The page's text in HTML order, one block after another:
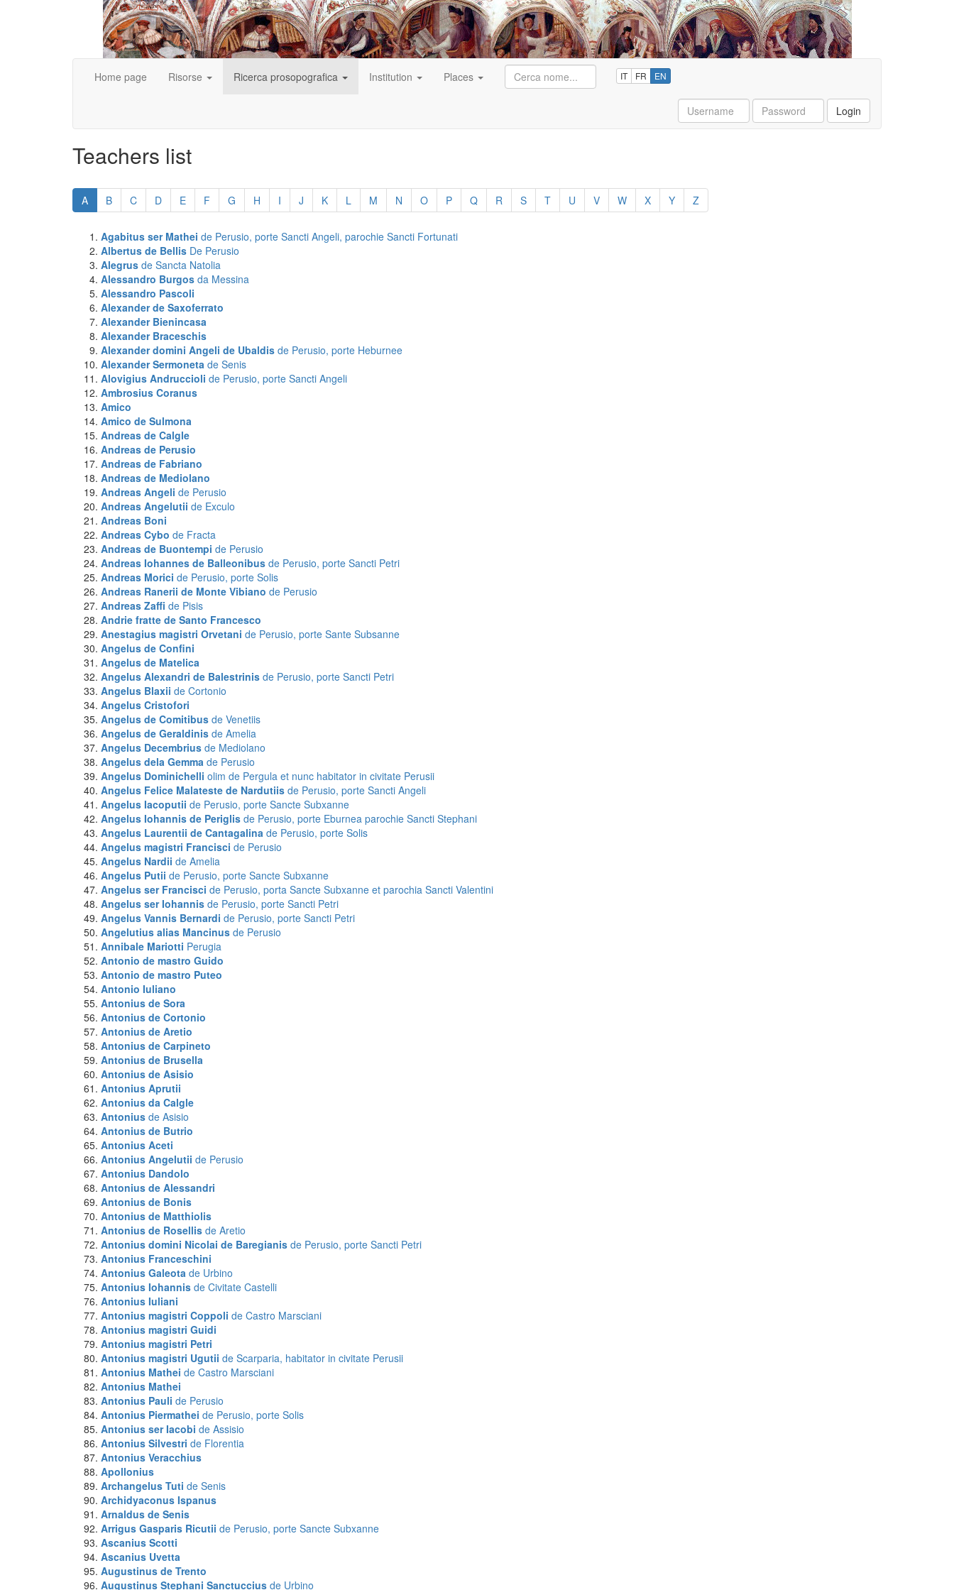
Home page Risorse Ricerca prosopografica Institution Places IT FR EN
Username Password Login
Teachers list
pagination
A B C D E F G H I J K L M N O P Q R S T U V W X Y Z
Agabitus ser Mathei de Perusio, porte Sancti Angeli, parochie Sancti Fortunati
Albertus de Bellis De Perusio
Alegrus de Sancta Natolia
Alessandro Burgos da Messina
Alessandro Pascoli
Alexander de Saxoferrato
Alexander Bienincasa
Alexander Braceschis
Alexander domini Angeli de Ubaldis de Perusio, porte Heburnee
Alexander Sermoneta de Senis
Alovigius Andruccioli de Perusio, porte Sancti Angeli
Ambrosius Coranus
Amico
Amico de Sulmona
Andreas de Calgle
Andreas de Perusio
Andreas de Fabriano
Andreas de Mediolano
Andreas Angeli de Perusio
Andreas Angelutii de Exculo
Andreas Boni
Andreas Cybo de Fracta
Andreas de Buontempi de Perusio
Andreas Iohannes de Balleonibus de Perusio, porte Sancti Petri
Andreas Morici de Perusio, porte Solis
Andreas Ranerii de Monte Vibiano de Perusio
Andreas Zaffi de Pisis
Andrie fratte de Santo Francesco
Anestagius magistri Orvetani de Perusio, porte Sante Subsanne
Angelus de Confini
Angelus de Matelica
Angelus Alexandri de Balestrinis de Perusio, porte Sancti Petri
Angelus Blaxii de Cortonio
Angelus Cristofori
Angelus de Comitibus de Venetiis
Angelus de Geraldinis de Amelia
Angelus Decembrius de Mediolano
Angelus dela Gemma de Perusio
Angelus Dominichelli olim de Pergula et nunc habitator in civitate Perusii
Angelus Felice Malateste de Nardutiis de Perusio, porte Sancti Angeli
Angelus Iacoputii de Perusio, porte Sancte Subxanne
Angelus Iohannis de Periglis de Perusio, porte Eburnea parochie Sancti Stephani
Angelus Laurentii de Cantagalina de Perusio, porte Solis
Angelus magistri Francisci de Perusio
Angelus Nardii de Amelia
Angelus Putii de Perusio, porte Sancte Subxanne
Angelus ser Francisci de Perusio, porta Sancte Subxanne et parochia Sancti Valentini
Angelus ser Iohannis de Perusio, porte Sancti Petri
Angelus Vannis Bernardi de Perusio, porte Sancti Petri
Angelutius alias Mancinus de Perusio
Annibale Mariotti Perugia
Antonio de mastro Guido
Antonio de mastro Puteo
Antonio Iuliano
Antonius de Sora
Antonius de Cortonio
Antonius de Aretio
Antonius de Carpineto
Antonius de Brusella
Antonius de Asisio
Antonius Aprutii
Antonius da Calgle
Antonius de Asisio
Antonius de Butrio
Antonius Aceti
Antonius Angelutii de Perusio
Antonius Dandolo
Antonius de Alessandri
Antonius de Bonis
Antonius de Matthiolis
Antonius de Rosellis de Aretio
Antonius domini Nicolai de Baregianis de Perusio, porte Sancti Petri
Antonius Franceschini
Antonius Galeota de Urbino
Antonius Iohannis de Civitate Castelli
Antonius Iuliani
Antonius magistri Coppoli de Castro Marsciani
Antonius magistri Guidi
Antonius magistri Petri
Antonius magistri Ugutii de Scarparia, habitator in civitate Perusii
Antonius Mathei de Castro Marsciani
Antonius Mathei
Antonius Pauli de Perusio
Antonius Piermathei de Perusio, porte Solis
Antonius ser Iacobi de Assisio
Antonius Silvestri de Florentia
Antonius Veracchius
Apollonius
Archangelus Tuti de Senis
Archidyaconus Ispanus
Arnaldus de Senis
Arrigus Gasparis Ricutii de Perusio, porte Sancte Subxanne
Ascanius Scotti
Ascanius Uvetta
Augustinus de Trento
Augustinus Stephani Sanctuccius de Urbino